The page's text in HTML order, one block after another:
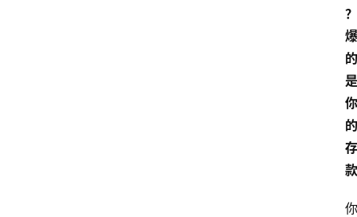
？
爆
的
是
你
的
存
款
你